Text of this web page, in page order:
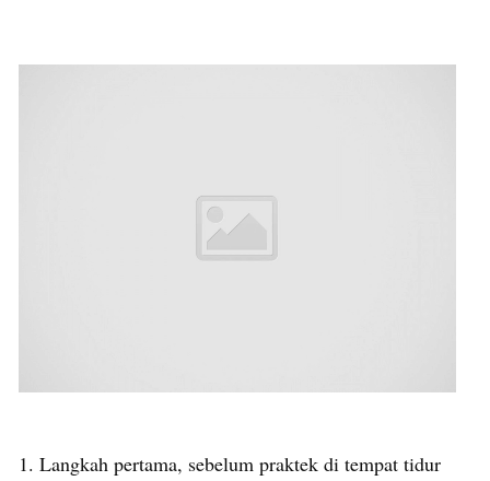
1. Langkah pertama, sebelum praktek di tempat tidur